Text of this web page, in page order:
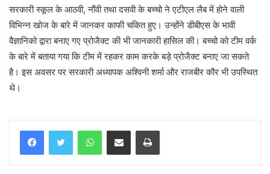
सरकारी स्कूल के आठवी, नौंवी तथा दसवी के बच्चो ने एटीएल लैब में होने वाली
विभिन्न खोज के बारे में जानकर काफी चकित हुए। उन्होंने डीबीएस के भावी
वैज्ञानिको द्वारा बनाए गए प्रोजैक्ट की भी जानकारी हासिल की। बच्चो को टीम वर्क
के बारे में बताया गया कि टीम में रहकर काम करके बड़े प्रोजैक्ट बनाए जा सकते
है। इस अवसर पर सरकारी अध्यापक अश्विनी शर्मा और राजबीर कौर भी उपस्थित
थे।
WhatsAppShare via Email Print